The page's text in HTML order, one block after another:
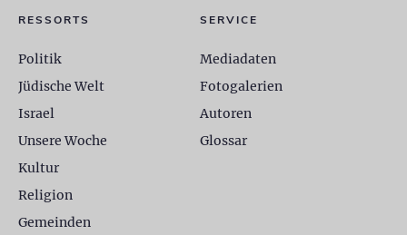
RESSORTS
Politik
Jüdische Welt
Israel
Unsere Woche
Kultur
Religion
Gemeinden
SERVICE
Mediadaten
Fotogalerien
Autoren
Glossar